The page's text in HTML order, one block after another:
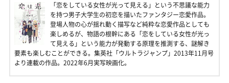
「恋をしている女性が光って見える」という不思議な能力
を持つ男子大学生の初恋を描いたファンタジー恋愛作品。
登場人物の心が揺れ動く描写など純粋な恋愛作品としても
楽しめるが、物語の根幹にある「恋をしている女性が光っ
て見える」という能力が発動する原理を推測する、謎解き
要素も楽しむことができる。集英社「ウルトラジャンプ」2013年11月号
より連載の作品。2022年6月実写映画化。